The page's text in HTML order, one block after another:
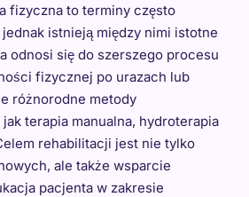
fizyczna to terminy często
istnieją między nimi istotne
odnosi się do szerszego procesu
fizycznej po urazach lub
różnorodne metody
terapia manualna, hydroterapia
rehabilitacji jest nie tylko
ale także wsparcie
pacjenta w zakresie